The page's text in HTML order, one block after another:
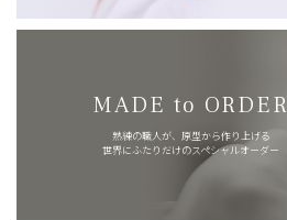
MADE to ORDER
熟練の職人が、原型から作り上げる
世界にふたりだけのスペシャルオーダー